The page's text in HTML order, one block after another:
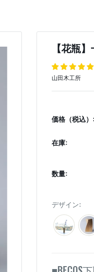
【花瓶
山田木工所
価格（税込）:
在庫:
数量:
デザイン: